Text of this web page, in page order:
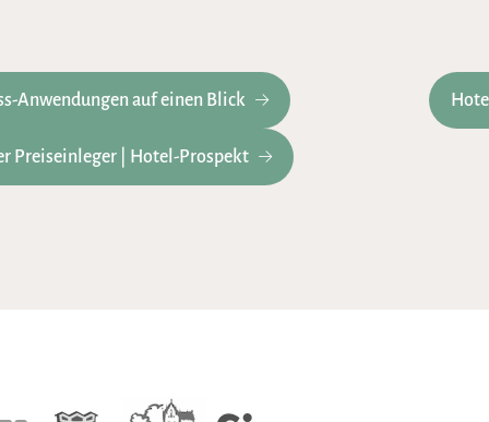
Anwendungen auf einen Blick
Preiseinleger | Hotel-Prospekt